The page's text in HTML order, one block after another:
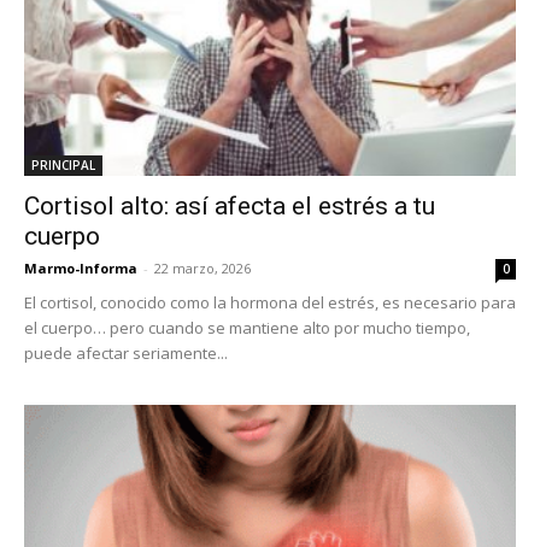
PRINCIPAL
Cortisol alto: así afecta el estrés a tu
cuerpo
Marmo-Informa - 22 marzo, 2026 0
El cortisol, conocido como la hormona del estrés, es necesario para
el cuerpo… pero cuando se mantiene alto por mucho tiempo,
puede afectar seriamente...